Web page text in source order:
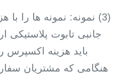
(3) نمونه: نمونه ها را با
جانبی تابوت پلاستیکی
باید هزینه اکسپرس
هنگامی که مشتریان